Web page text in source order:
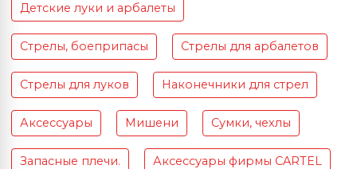
Детские луки и арбалеты
Стрелы, боеприпасы Стрелы для арбалетов
Стрелы для луков Наконечники для стрел
Аксессуары Мишени Сумки, чехлы
Запасные плечи. Аксессуары фирмы CARTEL